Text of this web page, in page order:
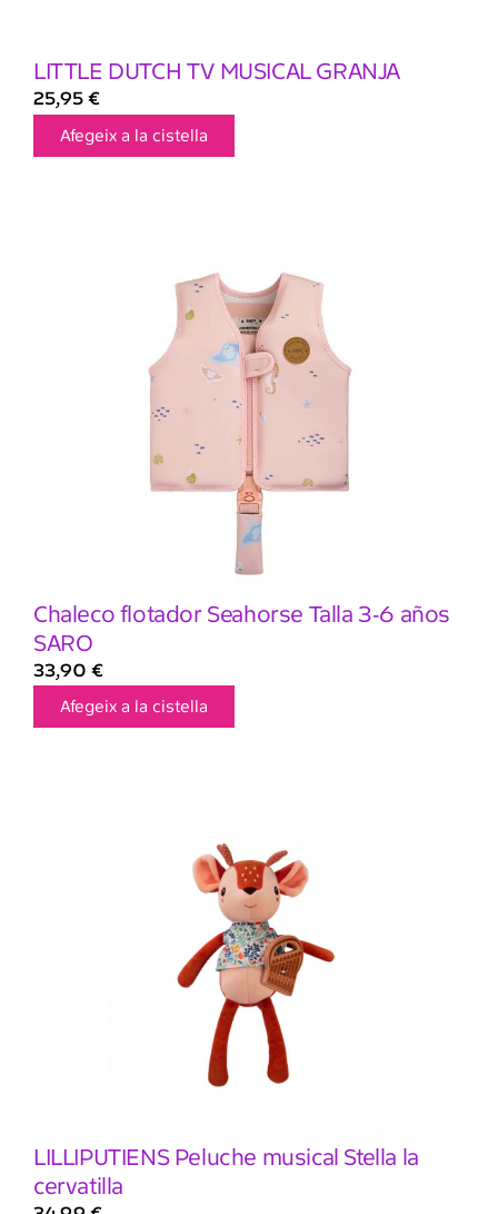
LITTLE DUTCH TV MUSICAL GRANJA
25,95 €
Afegeix a la cistella
Chaleco flotador Seahorse Talla 3-6 años
SARO
33,90 €
Afegeix a la cistella
LILLIPUTIENS Peluche musical Stella la
cervatilla